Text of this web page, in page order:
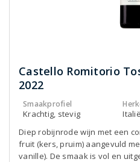
Castello Romitorio
2022
Smaakprofiel
Krachtig, stevig
Diep robijnrode wijn met een
fruit (kers, pruim) aangevuld
vanille). De smaak is vol en